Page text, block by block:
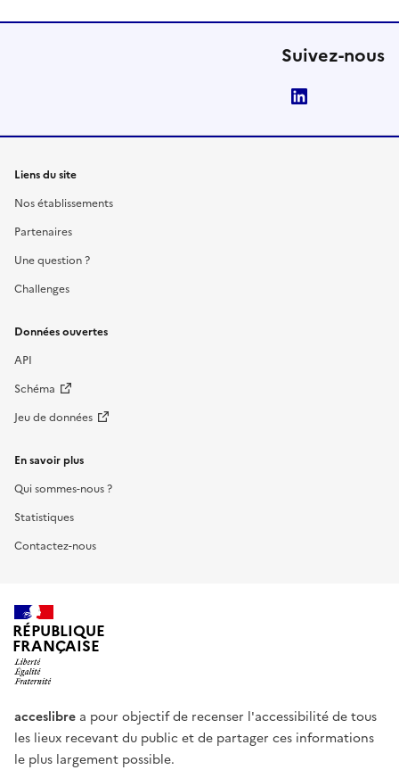
Suivez-nous
Liens du site
Nos établissements
Partenaires
Une question ?
Challenges
Données ouvertes
API
Schéma
Jeu de données
En savoir plus
Qui sommes-nous ?
Statistiques
Contactez-nous
RÉPUBLIQUE
FRANÇAISE
acceslibre a pour objectif de recenser l'accessibilité de tous
les lieux recevant du public et de partager ces informations
le plus largement possible.